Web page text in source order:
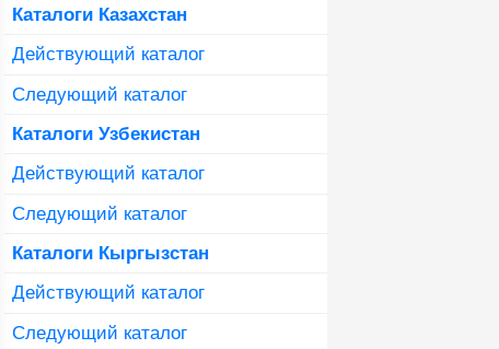
Каталоги Казахстан
Действующий каталог
Следующий каталог
Каталоги Узбекистан
Действующий каталог
Следующий каталог
Каталоги Кыргызстан
Действующий каталог
Следующий каталог